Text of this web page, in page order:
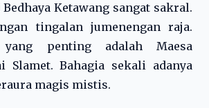
Ketawang sangat sakral.
tingalan jumenengan raja.
penting adalah Maesa
Slamet. Bahagia sekali adanya
magis mistis.